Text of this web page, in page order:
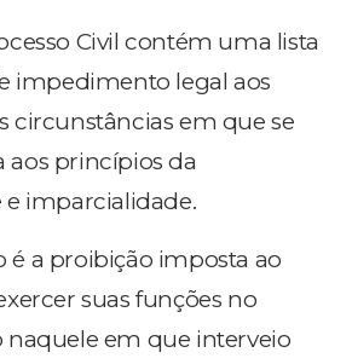
Civil contém uma lista
impedimento legal aos
circunstâncias em que se
princípios da
imparcialidade.
a proibição imposta ao
suas funções no
naquele em que interveio